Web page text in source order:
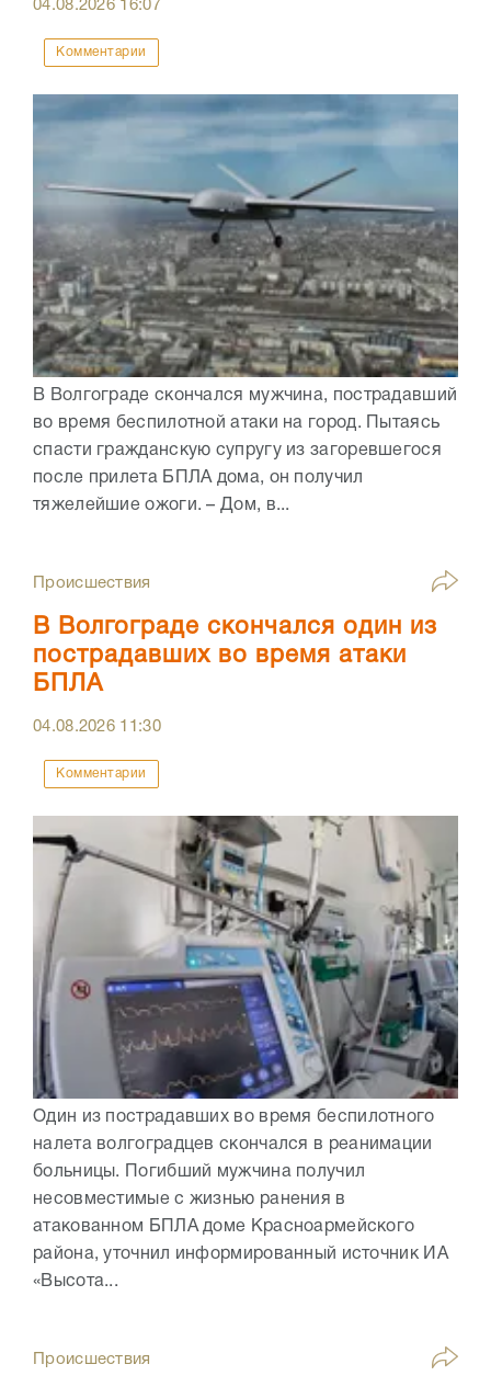
04.08.2026 16:07
Комментарии
В Волгограде скончался мужчина, пострадавший
во время беспилотной атаки на город. Пытаясь
спасти гражданскую супругу из загоревшегося
после прилета БПЛА дома, он получил
тяжелейшие ожоги. – Дом, в...
Происшествия
В Волгограде скончался один из
пострадавших во время атаки
БПЛА
04.08.2026 11:30
Комментарии
Один из пострадавших во время беспилотного
налета волгоградцев скончался в реанимации
больницы. Погибший мужчина получил
несовместимые с жизнью ранения в
атакованном БПЛА доме Красноармейского
района, уточнил информированный источник ИА
«Высота...
Происшествия